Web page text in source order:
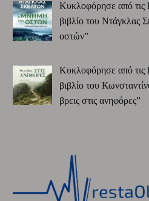
Κυκλοφόρησε από τις
βιβλίο του Ντάγκλας
οστών”
Κυκλοφόρησε από τις
βιβλίο του
βρεις στις ανηφόρες”